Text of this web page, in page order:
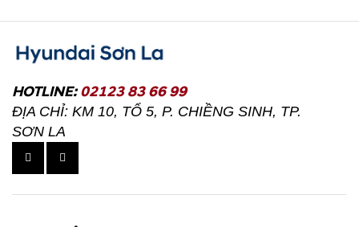
HOTLINE:02123 83 66 99
ĐỊA CHỈ: KM 10, TỔ 5, P. CHIỀNG SINH, TP.
SƠN LA